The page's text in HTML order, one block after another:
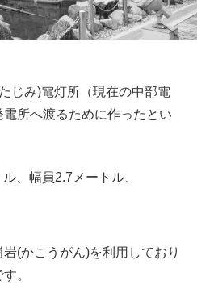
じみ)電灯所（現在の中部電
所へ渡るために作ったとい
、幅員2.7メートル、
(かこうがん)を利用しており
。